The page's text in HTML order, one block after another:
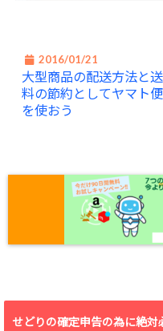
2016/01/21
大型商品の配送方法と送
料の節約としてヤマト便
を使おう
せどりの確定申告の為に絶対